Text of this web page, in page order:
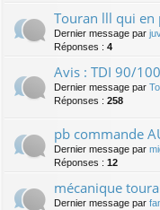
Touran lll qui en
Dernier message par
Réponses : 4
Avis : TDI 90/
Dernier message par
Réponses : 258
pb commande
Dernier message par
Réponses : 12
mécanique
Dernier message par